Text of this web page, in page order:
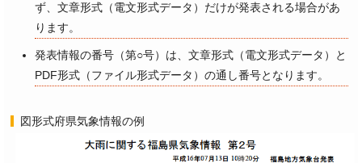
ず、文章形式（電文形式データ）だけが発表される場合があ
ります。
発表情報の番号（第○号）は、文章形式（電文形式データ）と
PDF形式（ファイル形式データ）の通し番号となります。
図形式府県気象情報の例